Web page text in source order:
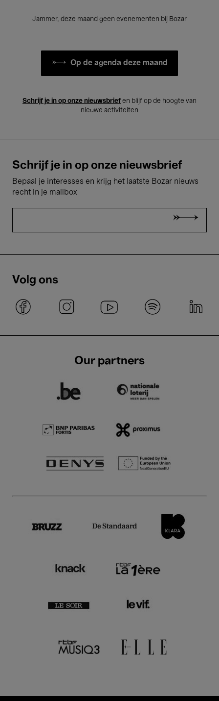
Jammer, deze maand geen evenementen bij Bozar
Op de agenda deze maand
Schrijf je in op onze nieuwsbrief en blijf op de hoogte van
nieuwe activiteiten
Schrijf je in op onze nieuwsbrief
Bepaal je interesses en krijg het laatste Bozar nieuws
recht in je mailbox
Volg ons
Our partners